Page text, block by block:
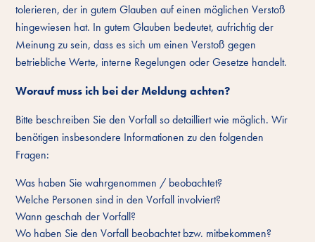
tolerieren, der in gutem Glauben auf einen möglichen Verstoß
hingewiesen hat. In gutem Glauben bedeutet, aufrichtig der
Meinung zu sein, dass es sich um einen Verstoß gegen
betriebliche Werte, interne Regelungen oder Gesetze handelt.
Worauf muss ich bei der Meldung achten?
Bitte beschreiben Sie den Vorfall so detailliert wie möglich. Wir
benötigen insbesondere Informationen zu den folgenden
Fragen:
Was haben Sie wahrgenommen / beobachtet?
Welche Personen sind in den Vorfall involviert?
Wann geschah der Vorfall?
Wo haben Sie den Vorfall beobachtet bzw. mitbekommen?